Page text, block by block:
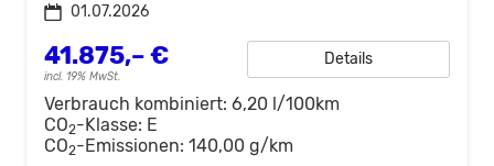
01.07.2026
41.875,– €
incl. 19% MwSt.
Details
Verbrauch kombiniert: 6,20 l/100km
CO2-Klasse: E
CO2-Emissionen: 140,00 g/km